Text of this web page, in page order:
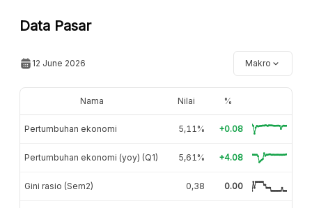
Data Pasar
12 June 2026 Makro
Nama Nilai %
Pertumbuhan ekonomi 5,11% +0.08
Pertumbuhan ekonomi (yoy) (Q1) 5,61% +4.08
Gini rasio (Sem2) 0,38 0.00